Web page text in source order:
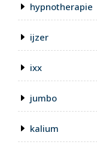
hypnotherapie
ijzer
ixx
jumbo
kalium